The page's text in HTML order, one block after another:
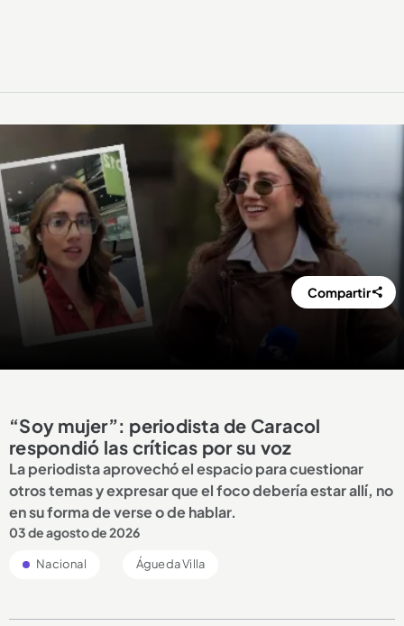
Compartir
“Soy mujer”: periodista de Caracol
respondió las críticas por su voz
La periodista aprovechó el espacio para cuestionar
otros temas y expresar que el foco debería estar allí, no
en su forma de verse o de hablar.
03 de agosto de 2026
Nacional Águeda Villa